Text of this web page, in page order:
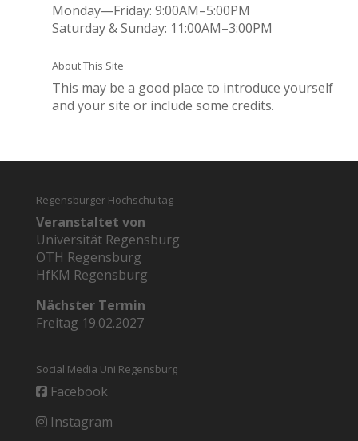
Monday—Friday: 9:00AM–5:00PM
Saturday & Sunday: 11:00AM–3:00PM
About This Site
This may be a good place to introduce yourself
and your site or include some credits.
Regensburger Hochschultag
Veranstaltet von
Universität Regensburg
OTH Regensburg
HfKM Regensburg
Nächster Termin
Freitag 19.02.2027
Social Media Uni Regensburg
Facebook
Instagram